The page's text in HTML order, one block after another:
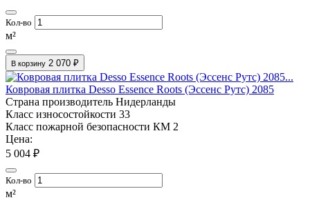
Кол-во
м²
В корзину 2 070 ₽
Ковровая плитка Desso Essence Roots (Эссенс Рутс) 2085
Страна производитель Нидерланды
Класс износостойкости 33
Класс пожарной безопасности КМ 2
Цена:
5 004 ₽
Кол-во
м²